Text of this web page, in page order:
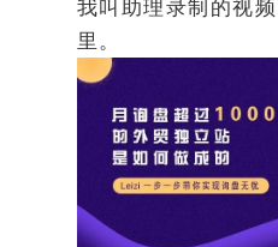
我叫助理录制的视
里。